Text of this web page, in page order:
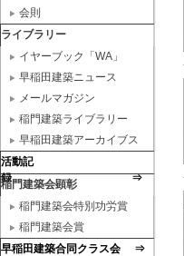
会則
ライブラリー
イヤーブック「WA」
早稲田建築ニュース
メールマガジン
稲門建築ライブラリー
早稲田建築アーカイブス
活動記
録 ⇒
稲門建築会顕彰
稲門建築会特別功労賞
稲門建築会賞
早稲田建築合同クラス会 ⇒